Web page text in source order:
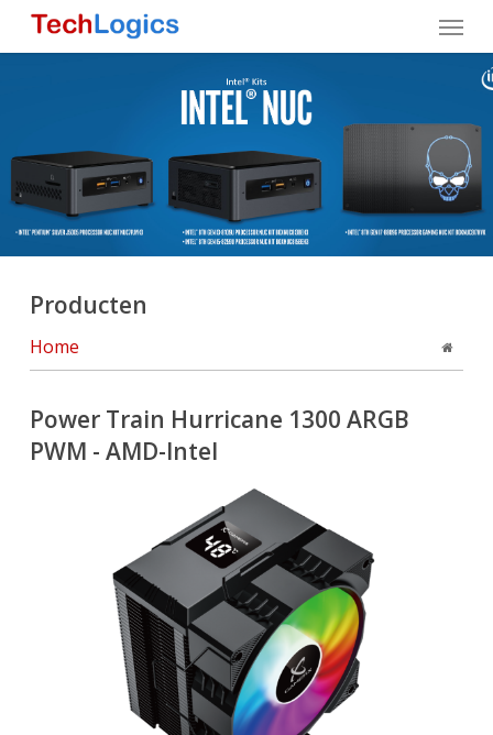
Skip
Menu
Producten
Home
Power Train Hurricane 1300 ARGB
PWM - AMD-Intel